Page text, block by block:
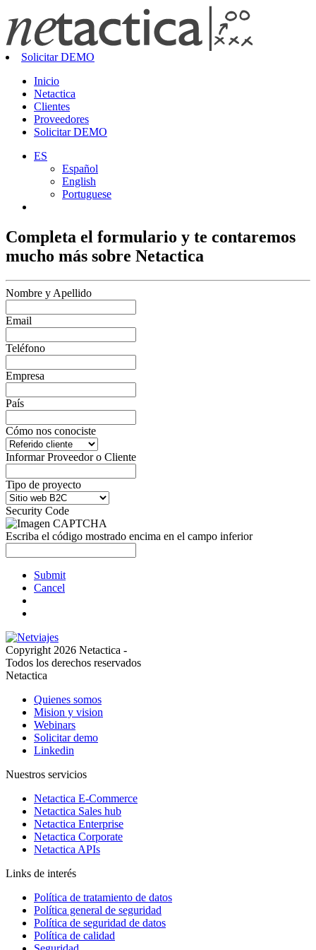
Solicitar DEMO
Inicio
Netactica
Clientes
Proveedores
Solicitar DEMO
ES
Español
English
Portuguese
Completa el formulario y te contaremos
mucho más sobre Netactica
Nombre y Apellido
Email
Teléfono
Empresa
País
Cómo nos conociste
Informar Proveedor o Cliente
Tipo de proyecto
Security Code
Escriba el código mostrado encima en el campo inferior
Submit
Cancel
Copyright 2026 Netactica -
Todos los derechos reservados
Netactica
Quienes somos
Mision y vision
Webinars
Solicitar demo
Linkedin
Nuestros servicios
Netactica E-Commerce
Netactica Sales hub
Netactica Enterprise
Netactica Corporate
Netactica APIs
Links de interés
Política de tratamiento de datos
Política general de seguridad
Política de seguridad de datos
Política de calidad